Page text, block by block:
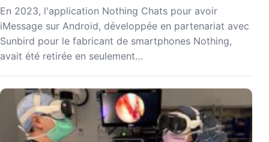
En 2023, l'application Nothing Chats pour avoir
iMessage sur Android, développée en partenariat avec
Sunbird pour le fabricant de smartphones Nothing,
avait été retirée en seulement…